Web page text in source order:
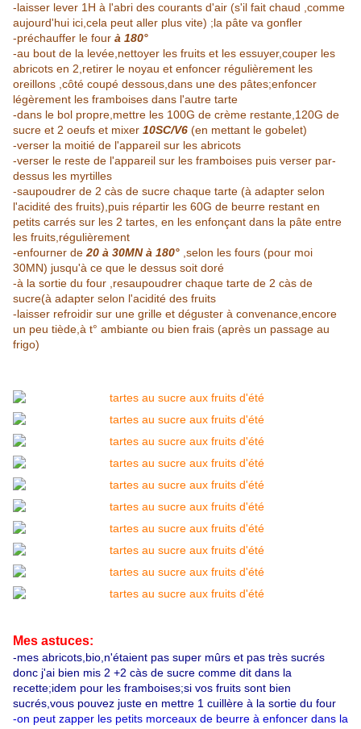
-laisser lever 1H à l'abri des courants d'air (s'il fait chaud ,comme
aujourd'hui ici,cela peut aller plus vite) ;la pâte va gonfler
-préchauffer le four à 180°
-au bout de la levée,nettoyer les fruits et les essuyer,couper les
abricots en 2,retirer le noyau et enfoncer régulièrement les
oreillons ,côté coupé dessous,dans une des pâtes;enfoncer
légèrement les framboises dans l'autre tarte
-dans le bol propre,mettre les 100G de crème restante,120G de
sucre et 2 oeufs et mixer 10SC/V6 (en mettant le gobelet)
-verser la moitié de l'appareil sur les abricots
-verser le reste de l'appareil sur les framboises puis verser par-
dessus les myrtilles
-saupoudrer de 2 càs de sucre chaque tarte (à adapter selon
l'acidité des fruits),puis répartir les 60G de beurre restant en
petits carrés sur les 2 tartes, en les enfonçant dans la pâte entre
les fruits,régulièrement
-enfourner de 20 à 30MN à 180° ,selon les fours (pour moi
30MN) jusqu'à ce que le dessus soit doré
-à la sortie du four ,resaupoudrer chaque tarte de 2 càs de
sucre(à adapter selon l'acidité des fruits
-laisser refroidir sur une grille et déguster à convenance,encore
un peu tiède,à t° ambiante ou bien frais (après un passage au
frigo)
Mes astuces:
-mes abricots,bio,n'étaient pas super mûrs et pas très sucrés
donc j'ai bien mis 2 +2 càs de sucre comme dit dans la
recette;idem pour les framboises;si vos fruits sont bien
sucrés,vous pouvez juste en mettre 1 cuillère à la sortie du four
-on peut zapper les petits morceaux de beurre à enfoncer dans la